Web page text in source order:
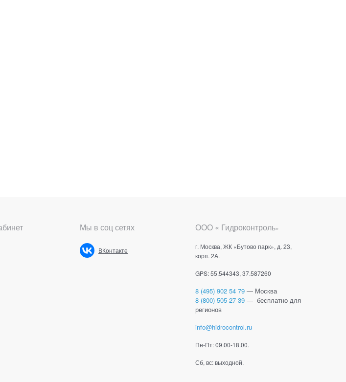
Мы в соц сетях
ВКонтакте
ООО « Гидроконтроль»
г. Москва, ЖК «Бутово парк», д. 23,
корп. 2А.
GPS: 55.544343, 37.587260
8 (495) 902 54 79 — Москва
8 (800) 505 27 39 — бесплатно для
регионов
info@hidrocontrol.ru
Пн-Пт: 09.00-18.00.
Сб, вс: выходной.